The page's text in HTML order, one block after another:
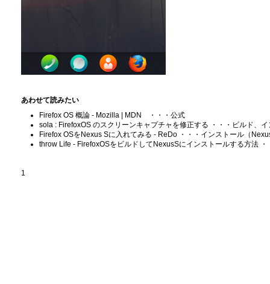
あわせて読みたい
Firefox OS 概論 - Mozilla | MDN ・・・公式
sola : FirefoxOS のスクリーンキャプチャを修正する ・・・ビルド、
Firefox OSをNexus Sに入れてみる - ReDo ・・・インストール（
throw Life - FirefoxOSをビルドしてNexusSにインストールする方法
1